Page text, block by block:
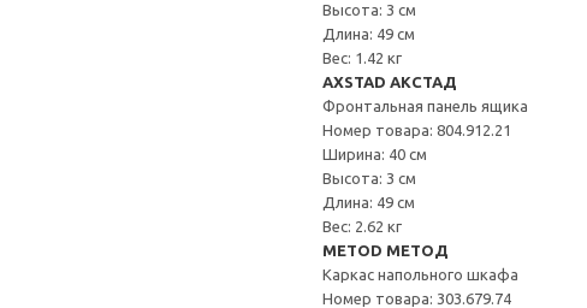
Высота: 3 см
Длина: 49 см
Вес: 1.42 кг
AXSTAD АКСТАД
Фронтальная панель ящика
Номер товара: 804.912.21
Ширина: 40 см
Высота: 3 см
Длина: 49 см
Вес: 2.62 кг
METOD МЕТОД
Каркас напольного шкафа
Номер товара: 303.679.74